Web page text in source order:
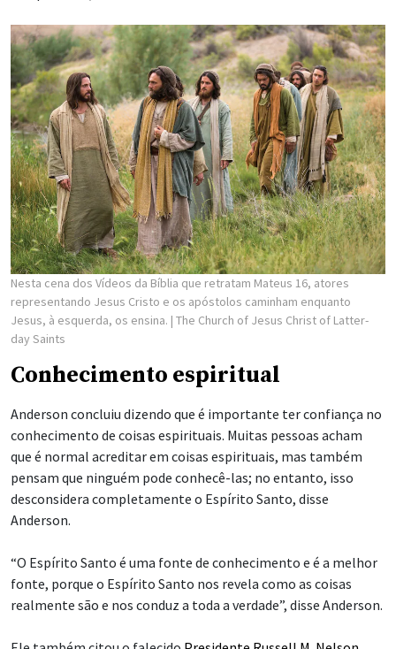
Nesta cena dos Vídeos da Bíblia que retratam Mateus 16, atores
representando Jesus Cristo e os apóstolos caminham enquanto
Jesus, à esquerda, os ensina. | The Church of Jesus Christ of Latter-
day Saints
Conhecimento espiritual
Anderson concluiu dizendo que é importante ter confiança no
conhecimento de coisas espirituais. Muitas pessoas acham
que é normal acreditar em coisas espirituais, mas também
pensam que ninguém pode conhecê-las; no entanto, isso
desconsidera completamente o Espírito Santo, disse
Anderson.
“O Espírito Santo é uma fonte de conhecimento e é a melhor
fonte, porque o Espírito Santo nos revela como as coisas
realmente são e nos conduz a toda a verdade”, disse Anderson.